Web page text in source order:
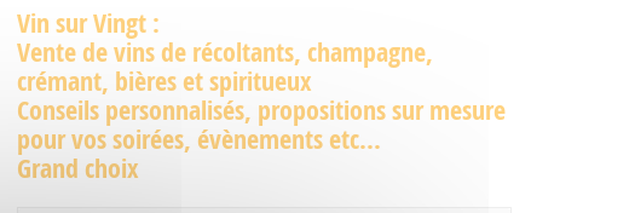
Vin sur Vingt :
Vente de vins de récoltants, champagne,
crémant, bières et spiritueux
Conseils personnalisés, propositions sur mesure
pour vos soirées, évènements etc...
Grand choix